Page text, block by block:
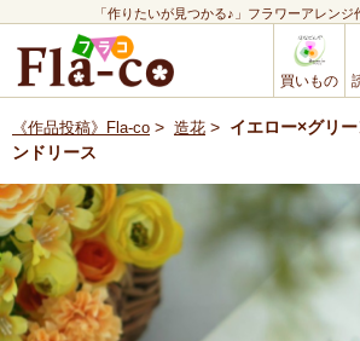
「作りたいが見つかる♪」フラワーアレンジ
買いもの
《作品投稿》Fla-co > 造花 > イエロー×グリ
ンドリース